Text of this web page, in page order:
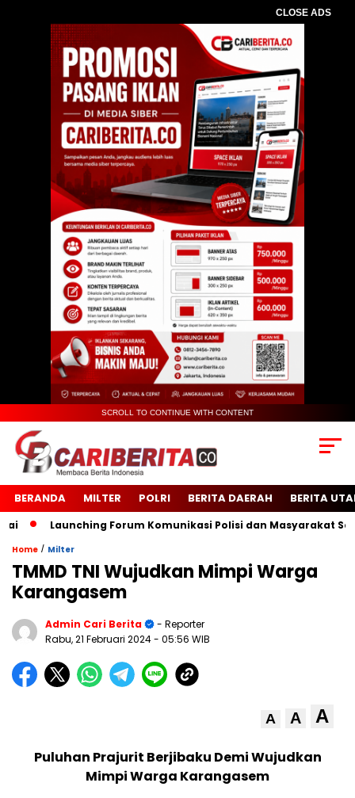
CLOSE ADS
SCROLL TO CONTINUE WITH CONTENT
BERANDA MILTER POLRI BERITA DAERAH BERITA
Launching Forum Komunikasi Polisi dan Masyarakat Sekolah
Home / Milter
TMMD TNI Wujudkan Mimpi Warga
Karangasem
Admin Cari Berita
- Reporter
Rabu, 21 Februari 2024- 05:56 WIB
A A A
Puluhan Prajurit Berjibaku Demi Wujudkan
Mimpi Warga Karangasem